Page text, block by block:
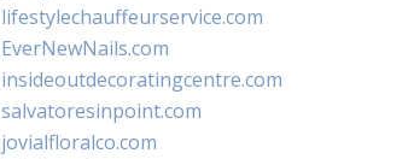
lifestylechauffeurservice.com
EverNewNails.com
insideoutdecoratingcentre.com
salvatoresinpoint.com
jovialfloralco.com